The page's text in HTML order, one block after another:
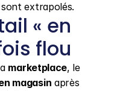
extrapolés.
« en
flou
marketplace
, le
magasin après